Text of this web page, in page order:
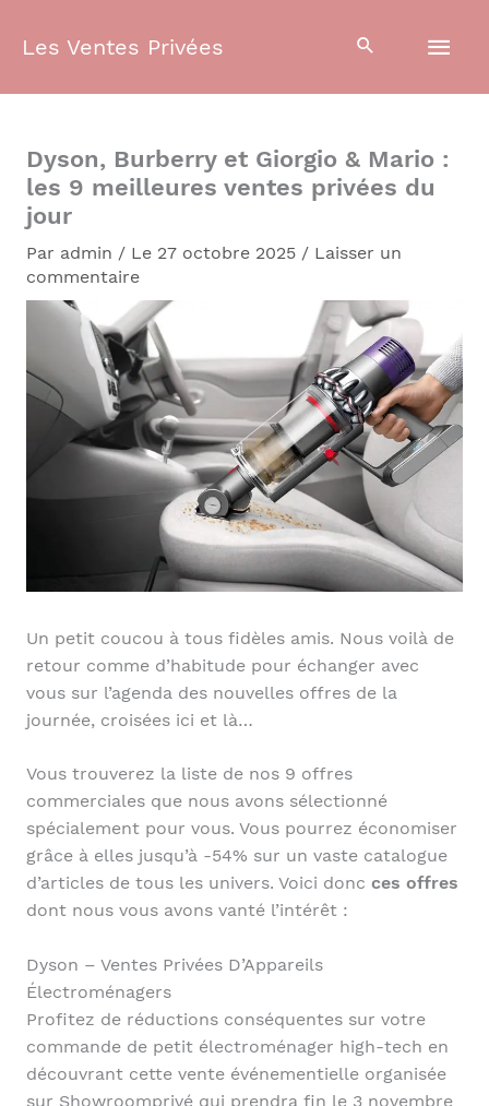
Les Ventes Privées
Dyson, Burberry et Giorgio & Mario :
les 9 meilleures ventes privées du
jour
Par admin / Le 27 octobre 2025 / Laisser un
commentaire
Un petit coucou à tous fidèles amis. Nous voilà de
retour comme d’habitude pour échanger avec
vous sur l’agenda des nouvelles offres de la
journée, croisées ici et là…
Vous trouverez la liste de nos 9 offres
commerciales que nous avons sélectionné
spécialement pour vous. Vous pourrez économiser
grâce à elles jusqu’à -54% sur un vaste catalogue
d’articles de tous les univers. Voici donc ces offres
dont nous vous avons vanté l’intérêt :
Dyson – Ventes Privées D’Appareils
Électroménagers
Profitez de réductions conséquentes sur votre
commande de petit électroménager high-tech en
découvrant cette vente événementielle organisée
sur Showroomprivé qui prendra fin le 3 novembre